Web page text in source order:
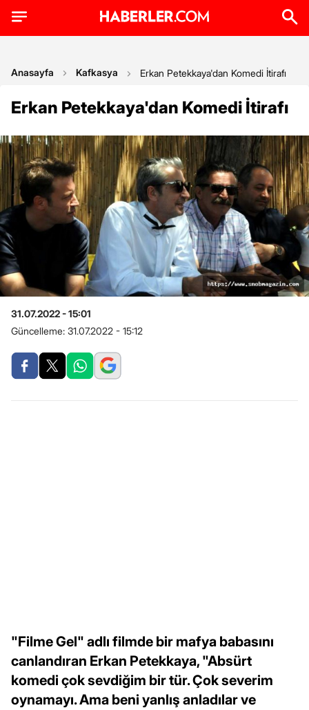
Anasayfa Kafkasya Erkan Petekkaya'dan Komedi İtirafı
Erkan Petekkaya'dan Komedi İtirafı
31.07.2022 - 15:01
Güncelleme: 31.07.2022 - 15:12
"Filme Gel" adlı filmde bir mafya babasını
canlandıran Erkan Petekkaya, "Absürt
komedi çok sevdiğim bir tür. Çok severim
oynamayı. Ama beni yanlış anladılar ve